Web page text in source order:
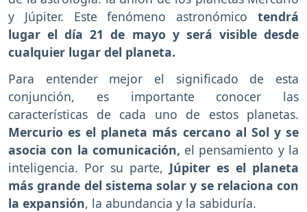
y Júpiter. Este fenómeno astronómico tendrá
lugar el día 21 de mayo y será visible desde
cualquier lugar del planeta.
Para entender mejor el significado de esta
conjunción, es importante conocer las
características de cada uno de estos planetas.
Mercurio es el planeta más cercano al Sol y se
asocia con la comunicación, el pensamiento y la
inteligencia. Por su parte, Júpiter es el planeta
más grande del sistema solar y se relaciona con
la expansión, la abundancia y la sabiduría.